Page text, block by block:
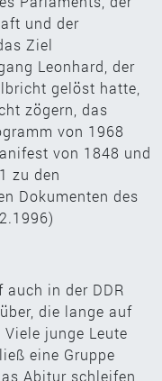
und der
Ziel
Leonhard, der
gelöst hatte,
zögern, das
von 1968
von 1848 und
zu den
Dokumenten des
auch in der DDR
die lange auf
junge Leute
eine Gruppe
Abitur schleifen,